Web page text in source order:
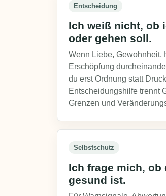
Entscheidung
Ich weiß nicht, ob
oder gehen soll.
Wenn Liebe, Gewohnheit,
Erschöpfung
du erst Ordnung statt
Entscheidungshilfe trennt
Grenzen und
Selbstschutz
Ich frage mich, ob
gesund ist.